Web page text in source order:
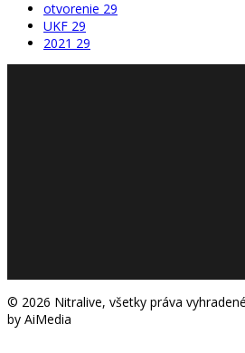
otvorenie 29
UKF 29
2021 29
© 2026 Nitralive, všetky práva
by AiMedia